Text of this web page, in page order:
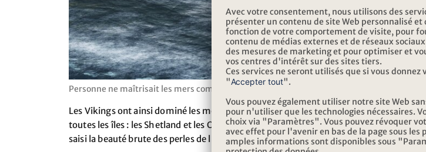
Personne ne maîtrisait les mers comme eux : Les Vikings étaient de grands constructeurs
Les Vikings ont ainsi dominé les mers comme personne d'autre. Partis de Bergen,
toutes les îles : les Shetland et les Orcades, les deux archipels au nord de l'Écosse.
saisi la beauté brute des perles de l'Atlantique Nord, avec leurs falaises abruptes et